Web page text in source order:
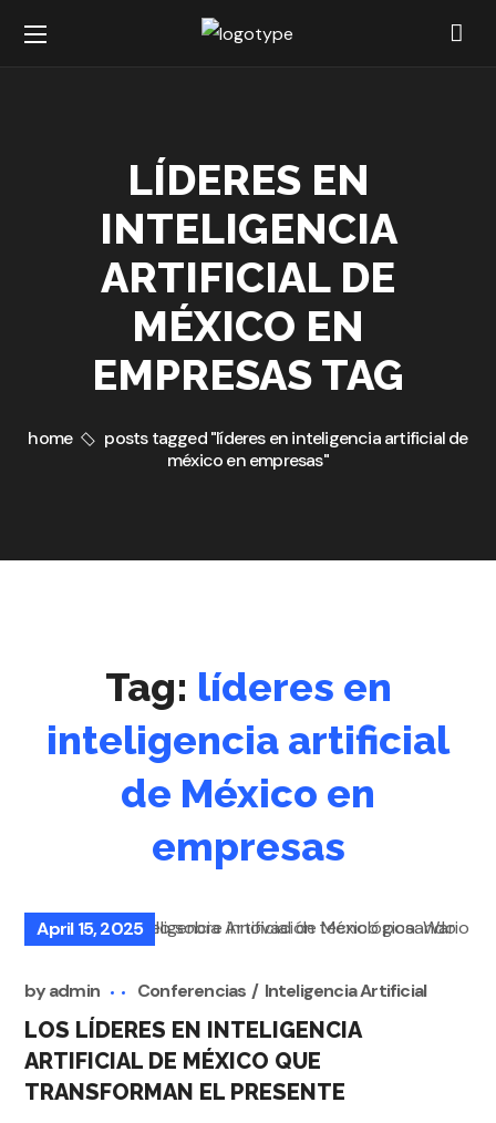
LÍDERES EN
INTELIGENCIA
ARTIFICIAL DE
MÉXICO EN
EMPRESAS TAG
home
posts tagged "líderes en inteligencia artificial de
méxico en empresas"
Tag: líderes en
inteligencia artificial
de México en
empresas
April 15, 2025
byadmin Conferencias Inteligencia Artificial
LOS LÍDERES EN INTELIGENCIA
ARTIFICIAL DE MÉXICO QUE
TRANSFORMAN EL PRESENTE